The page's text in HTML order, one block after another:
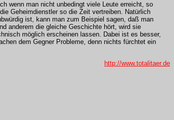
wenn man nicht unbedingt viele Leute erreicht, so
Geheimdienstler so die Zeit vertreiben. Natürlich
ist, kann man zum Beispiel sagen, daß man
anderem die gleiche Geschichte hört, wird sie
möglich erscheinen lassen. Dabei ist es besser,
dem Gegner Probleme, denn nichts fürchtet ein
http://www.totalitaer.de